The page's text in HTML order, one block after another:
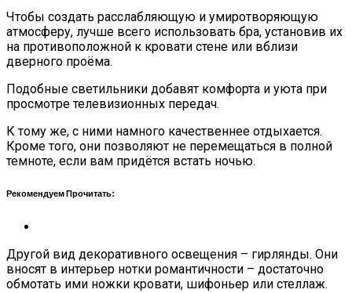
Чтобы создать расслабляющую и умиротворяющую
атмосферу, лучше всего использовать бра, установив их
на противоположной к кровати стене или вблизи
дверного проёма.
Подобные светильники добавят комфорта и уюта при
просмотре телевизионных передач.
К тому же, с ними намного качественнее отдыхается.
Кроме того, они позволяют не перемещаться в полной
темноте, если вам придётся встать ночью.
Рекомендуем Прочитать:
Другой вид декоративного освещения – гирлянды. Они
вносят в интерьер нотки романтичности – достаточно
обмотать ими ножки кровати, шифоньер или стеллаж.